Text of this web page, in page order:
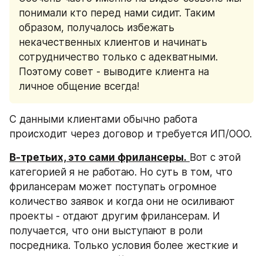
понимали кто перед нами сидит. Таким
образом, получалось избежать
некачественных клиентов и начинать
сотрудничество только с адекватными.
Поэтому совет - выводите клиента на
личное общение всегда!
С данными клиентами обычно работа
происходит через договор и требуется ИП/ООО.
В-третьих, это сами фрилансеры. Вот с этой
категорией я не работаю. Но суть в том, что
фрилансерам может поступать огромное
количество заявок и когда они не осиливают
проекты - отдают другим фрилансерам. И
получается, что они выступают в роли
посредника. Только условия более жесткие и